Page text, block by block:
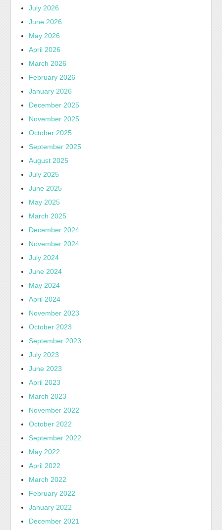
July 2026
June 2026
May 2026
April 2026
March 2026
February 2026
January 2026
December 2025
November 2025
October 2025
September 2025
August 2025
July 2025
June 2025
May 2025
March 2025
December 2024
November 2024
July 2024
June 2024
May 2024
April 2024
November 2023
October 2023
September 2023
July 2023
June 2023
April 2023
March 2023
November 2022
October 2022
September 2022
May 2022
April 2022
March 2022
February 2022
January 2022
December 2021